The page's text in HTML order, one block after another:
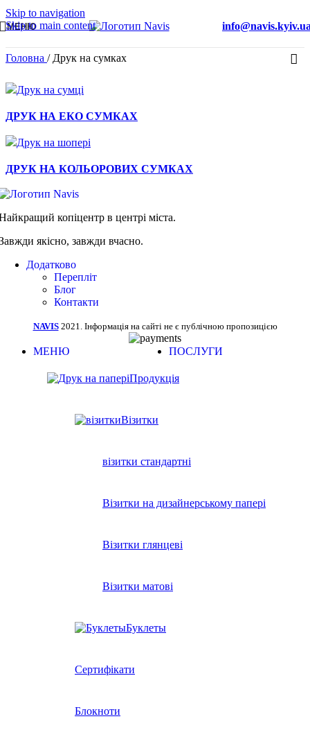
Skip to navigation
Skip to main content
МЕНЮ
Головна / Друк на сумках
ДРУК НА ЕКО СУМКАХ
ДРУК НА КОЛЬОРОВИХ СУМКАХ
копіцентр в центрі міста.
якісно, завжди вчасно.
Додатково
Перепліт
Блог
Контакти
NAVIS 2021. Інформація на сайті не є публічною пропозицією
МЕНЮ ПОСЛУГИ
Продукція
Візитки
візитки стандартні
Візитки на дизайнерському папері
Візитки глянцеві
Візитки матові
Буклеты
Сертифікати
Блокноти